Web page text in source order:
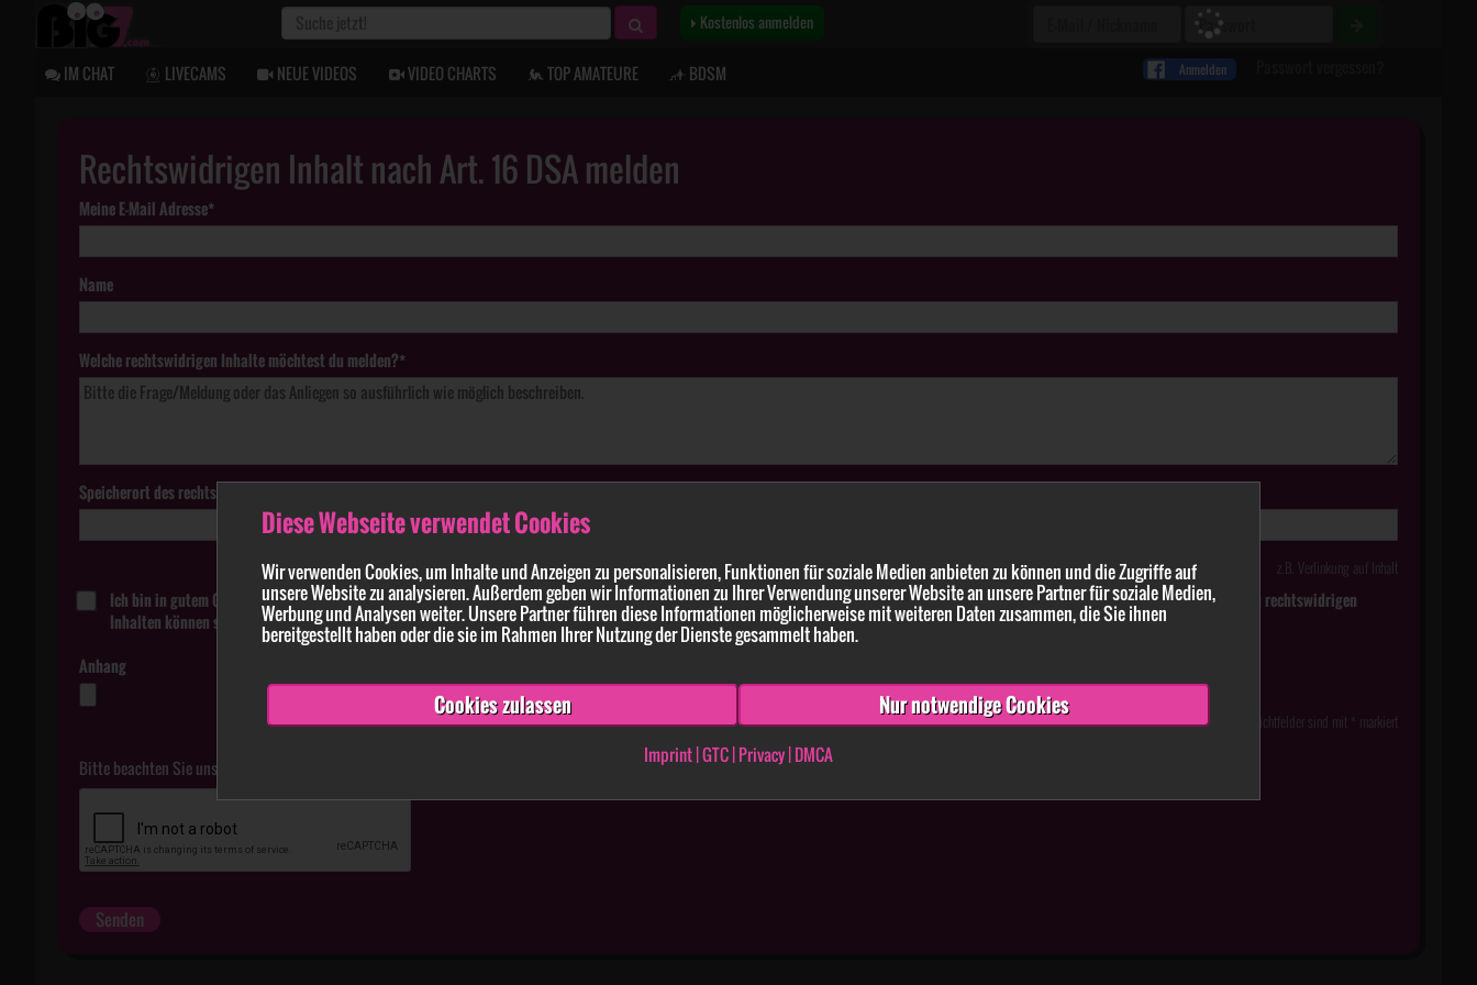
Diese Webseite verwendet Cookies
Wir verwenden Cookies, um Inhalte und Anzeigen zu personalisieren, Funktionen für soziale Medien anbieten zu können und die Zugriffe auf
unsere Website zu analysieren. Außerdem geben wir Informationen zu Ihrer Verwendung unserer Website an unsere Partner für soziale Medien,
Werbung und Analysen weiter. Unsere Partner führen diese Informationen möglicherweise mit weiteren Daten zusammen, die Sie ihnen
bereitgestellt haben oder die sie im Rahmen Ihrer Nutzung der Dienste gesammelt haben.
Cookies zulassen Nur notwendige Cookies
Imprint|GTC|Privacy|DMCA
Kostenlos anmelden
Anmelden
IM CHAT LIVECAMS NEUE VIDEOS VIDEO CHARTS TOP AMATEURE BDSM
Rechtswidrigen Inhalt nach Art. 16 DSA melden
Meine E-Mail Adresse*
Name
Welche rechtswidrigen Inhalte möchtest du melden?*
Speicherort des rechtswidrigen Inhaltes*
z.B. Verlinkung auf Inhalt
Ich bin in gutem Glauben davon überzeugt, dass die in der Meldung enthaltenen Angaben und Anführungen richtig und vollständig sind. Wissentlich falsche oder irreführende Meldungen zu rechtswidrigen
Inhalten können strafbar sein.
Anhang
Pflichtfelder sind mit * markiert
Bitte beachten Sie unsere
Senden